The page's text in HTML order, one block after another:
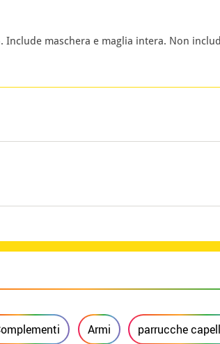
maschera e maglia intera. Non
Armi parrucche